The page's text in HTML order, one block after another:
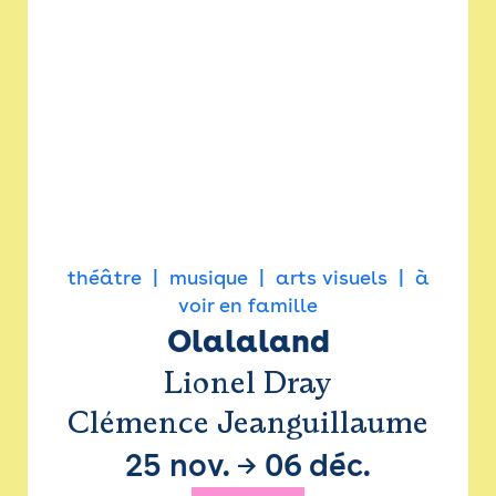
théâtre musique arts visuels
à
voir en famille
Olalaland
Lionel Dray
Clémence Jeanguillaume
25 nov. → 06 déc.